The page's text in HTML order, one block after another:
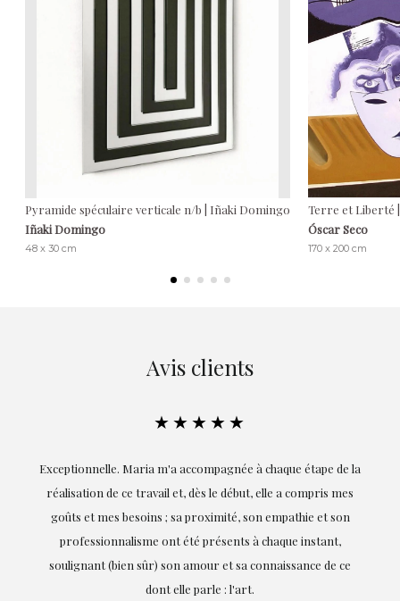
Pyramide spéculaire verticale n/b | Iñaki Domingo
Iñaki Domingo
48 x 30 cm
Terre et Liberté
Óscar Seco
170 x 200 cm
Avis clients
★★★★★
Exceptionnelle. Maria m'a accompagnée à chaque étape de la
réalisation de ce travail et, dès le début, elle a compris mes
goûts et mes besoins ; sa proximité, son empathie et son
professionnalisme ont été présents à chaque instant,
soulignant (bien sûr) son amour et sa connaissance de ce
dont elle parle : l'art.